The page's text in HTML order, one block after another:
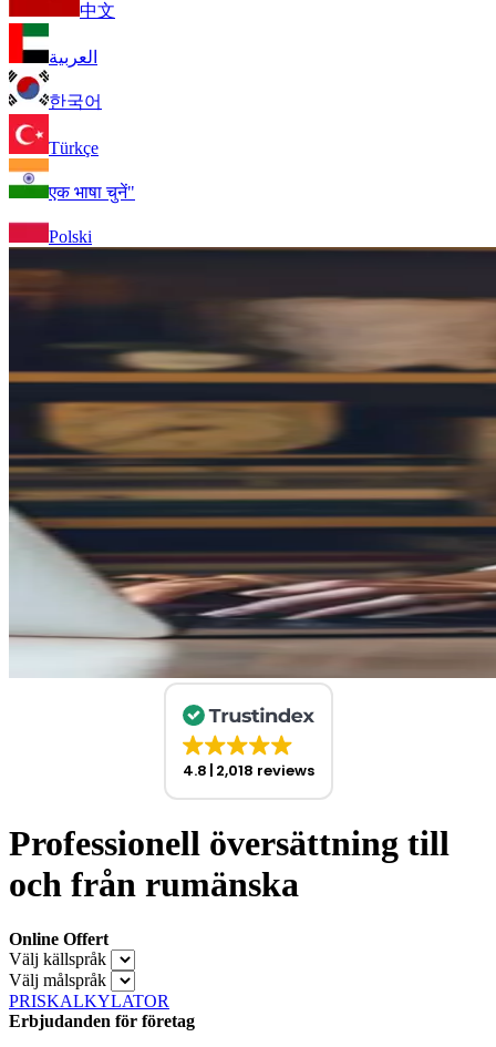
中文
العربية
한국어
Türkçe
एक भाषा चुनें"
Polski
4.8 2,018 reviews
Professionell översättning till
och från rumänska
Online Offert
Välj källspråk
Välj målspråk
PRISKALKYLATOR
Erbjudanden för företag